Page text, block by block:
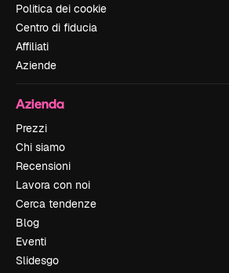
Politica dei cookie
Centro di fiducia
Affiliati
Aziende
Azienda
Prezzi
Chi siamo
Recensioni
Lavora con noi
Cerca tendenze
Blog
Eventi
Slidesgo